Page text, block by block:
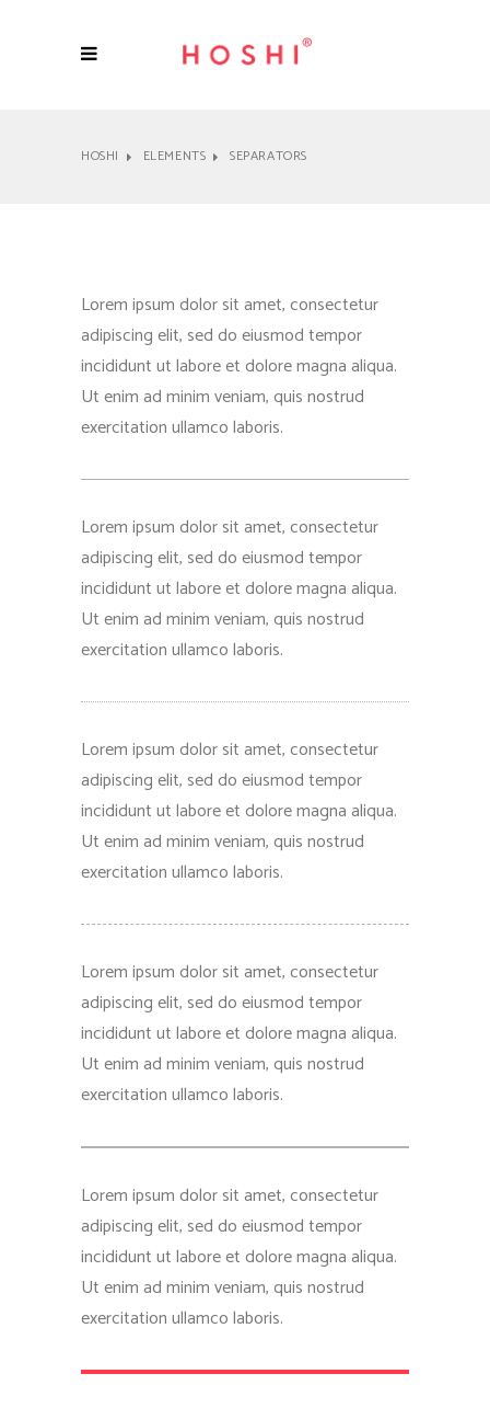
HOSHI ELEMENTS SEPARATORS
Lorem ipsum dolor sit amet, consectetur
adipiscing elit, sed do eiusmod tempor
incididunt ut labore et dolore magna aliqua.
Ut enim ad minim veniam, quis nostrud
exercitation ullamco laboris.
Lorem ipsum dolor sit amet, consectetur
adipiscing elit, sed do eiusmod tempor
incididunt ut labore et dolore magna aliqua.
Ut enim ad minim veniam, quis nostrud
exercitation ullamco laboris.
Lorem ipsum dolor sit amet, consectetur
adipiscing elit, sed do eiusmod tempor
incididunt ut labore et dolore magna aliqua.
Ut enim ad minim veniam, quis nostrud
exercitation ullamco laboris.
Lorem ipsum dolor sit amet, consectetur
adipiscing elit, sed do eiusmod tempor
incididunt ut labore et dolore magna aliqua.
Ut enim ad minim veniam, quis nostrud
exercitation ullamco laboris.
Lorem ipsum dolor sit amet, consectetur
adipiscing elit, sed do eiusmod tempor
incididunt ut labore et dolore magna aliqua.
Ut enim ad minim veniam, quis nostrud
exercitation ullamco laboris.